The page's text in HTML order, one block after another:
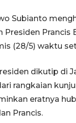
Subianto
Prancis
(28/5) waktu
dikutip di
rangkaian
eratnya
Prancis.